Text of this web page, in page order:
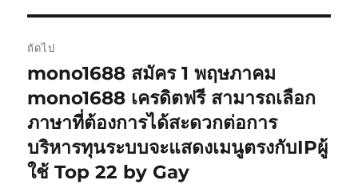
ถัดไป
เรื่อง
ต่อ
ไป:
mono1688 สมัคร 1 พฤษภาคม
mono1688 เครดิตฟรี สามารถเลือก
ภาษาที่ต้องการได้สะดวกต่อการ
บริหารทุนระบบจะแสดงเมนูตรงกับIPผู้
ใช้ Top 22 by Gay